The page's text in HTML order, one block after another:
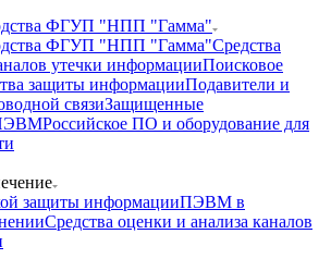
ФГУП "НПП "Гамма"
ФГУП "НПП "Гамма"Средства
утечки информацииПоисковое
защиты информацииПодавители и
связиЗащищенные
Российское ПО и оборудование для
защиты информацииПЭВМ в
Средства оценки и анализа каналов